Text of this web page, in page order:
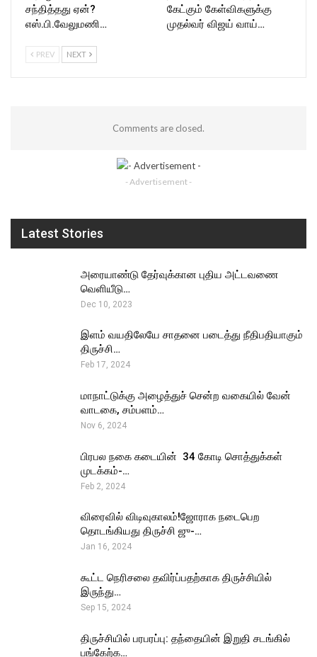
சந்தித்தது ஏன்?
எஸ்.பி.வேலுமணி…
கேட்கும் கேள்விகளுக்கு
முதல்வர் விஜய் வாய்…
PREV NEXT
Comments are closed.
- Advertisement -
Latest Stories
அரையாண்டு தேர்வுக்கான புதிய அட்டவணை
வெளியீடு…
Dec 10, 2023
இளம் வயதிலேயே சாதனை படைத்து நீதிபதியாகும்
திருச்சி…
Feb 17, 2024
மாநாட்டுக்கு அழைத்துச் சென்ற வகையில் வேன்
வாடகை, சம்பளம்…
Nov 6, 2024
பிரபல நகை கடையின் ₹ 34 கோடி சொத்துக்கள்
முடக்கம்-…
Feb 2, 2024
விரைவில் விடிவுகாலம்!ஜோராக நடைபெற
தொடங்கியது திருச்சி ஜு-…
Jan 16, 2024
கூட்ட நெரிசலை தவிர்ப்பதற்காக திருச்சியில்
இருந்து…
Sep 15, 2024
திருச்சியில் பரபரப்பு: தந்தையின் இறுதி சடங்கில்
பங்கேற்க…